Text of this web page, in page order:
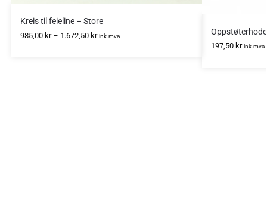
Kreis til feieline – Store
985,00 kr – 1.672,50 kr ink.mva
197,50 kr ink.mva